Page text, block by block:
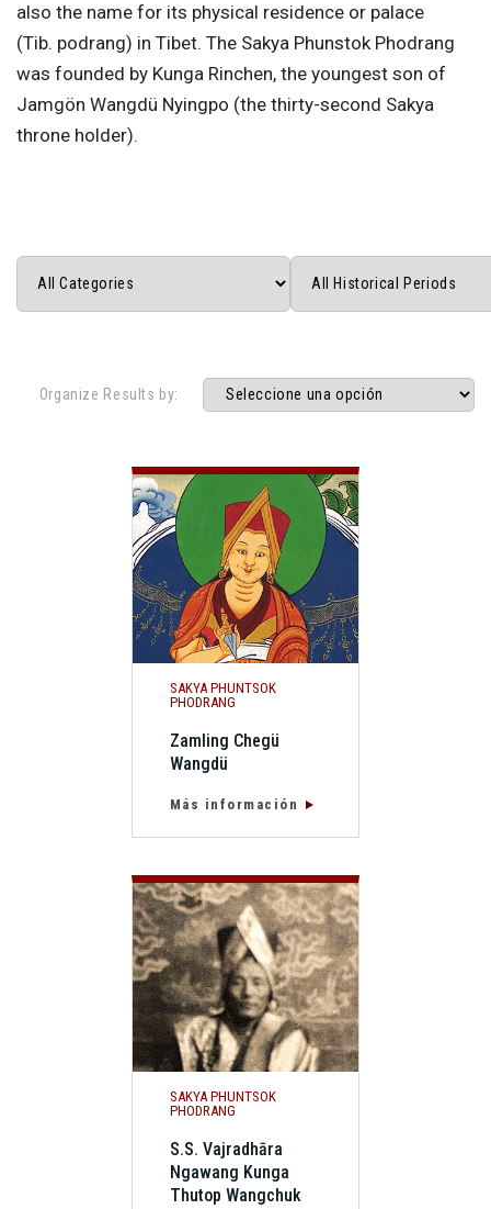
also the name for its physical residence or palace
(Tib. podrang) in Tibet. The Sakya Phunstok Phodrang
was founded by Kunga Rinchen, the youngest son of
Jamgön Wangdü Nyingpo (the thirty-second Sakya
throne holder).
Organize Results by:
SAKYA PHUNTSOK
PHODRANG
Zamling Chegü
Wangdü
Más información
SAKYA PHUNTSOK
PHODRANG
S.S. Vajradhāra
Ngawang Kunga
Thutop Wangchuk